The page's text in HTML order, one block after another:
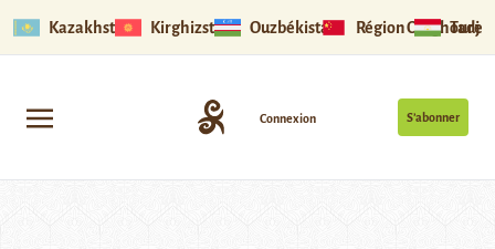
Kazakhstan Kirghizstan Ouzbékistan Région Ouïghoure
S’abonner
Connexion